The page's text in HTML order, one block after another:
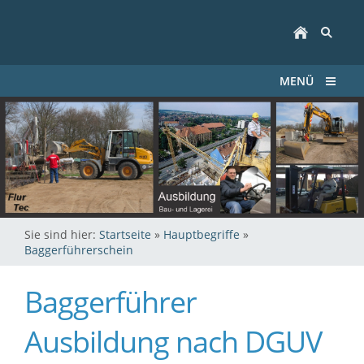
MENÜ
Sie sind hier: Startseite » Hauptbegriffe »
Baggerführerschein
Baggerführer
Ausbildung nach DGUV